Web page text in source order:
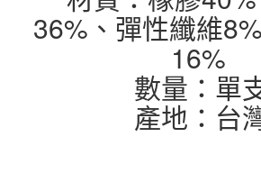
36%、彈性纖維
16%
數量：單
產地：台